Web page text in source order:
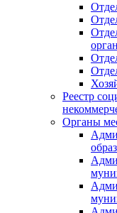
Реестр
Органы